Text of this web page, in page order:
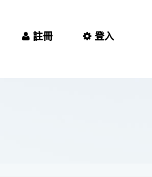
註冊 登入